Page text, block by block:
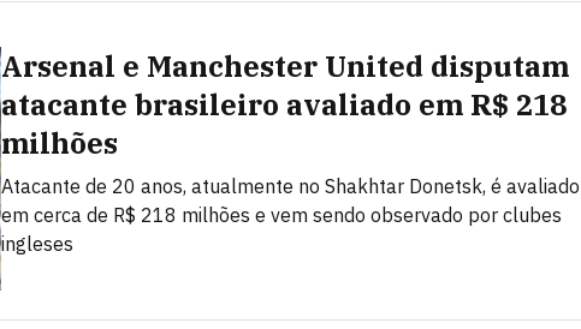
Arsenal e Manchester United disputam
atacante brasileiro avaliado em R$ 218
milhões
Atacante de 20 anos, atualmente no Shakhtar Donetsk, é avaliado
em cerca de R$ 218 milhões e vem sendo observado por clubes
ingleses